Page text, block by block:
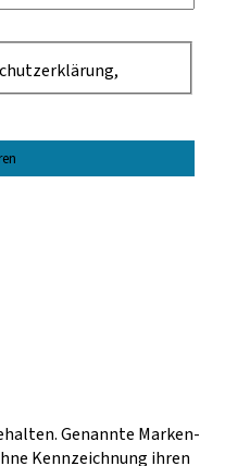
Genannte Marken-
Kennzeichnung ihren